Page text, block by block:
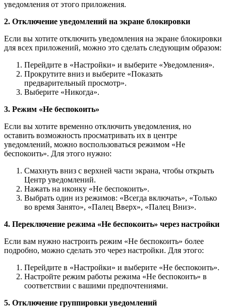
уведомления от этого приложения.
2. Отключение уведомлений на экране блокировки
Если вы хотите отключить уведомления на экране блокировки
для всех приложений, можно это сделать следующим образом:
Перейдите в «Настройки» и выберите «Уведомления».
Прокрутите вниз и выберите «Показать
предварительный просмотр».
Выберите «Никогда».
3. Режим «Не беспокоить»
Если вы хотите временно отключить уведомления, но
оставить возможность просматривать их в центре
уведомлений, можно воспользоваться режимом «Не
беспокоить». Для этого нужно:
Смахнуть вниз с верхней части экрана, чтобы открыть
Центр уведомлений.
Нажать на иконку «Не беспокоить».
Выбрать один из режимов: «Всегда включать», «Только
во время Занято», «Палец Вверх», «Палец Вниз».
4. Переключение режима «Не беспокоить» через настройки
Если вам нужно настроить режим «Не беспокоить» более
подробно, можно сделать это через настройки. Для этого:
Перейдите в «Настройки» и выберите «Не беспокоить».
Настройте режим работы режима «Не беспокоить» в
соответствии с вашими предпочтениями.
5. Отключение группировки уведомлений